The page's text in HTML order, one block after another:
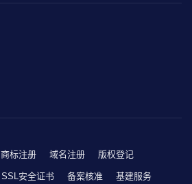
商标注册 域名注册 版权登记
SSL安全证书 备案核准 基建服务